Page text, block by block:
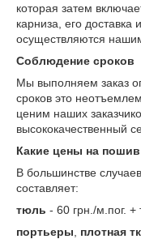
которая затем
карниза, его доставка
осуществляются
Соблюдение сроков
Мы выполняем заказ
сроков это
ценим наших
высококачественный
Какие цены на
В большинстве случаев
составляет:
тюль - 60 грн./м.пог. +
портьеры
плотная